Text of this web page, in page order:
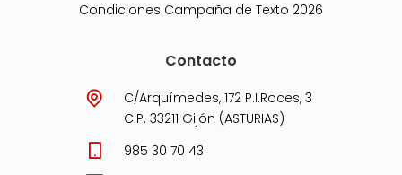
Condiciones Campaña de Texto 2026
Contacto
C/Arquímedes, 172 P.I.Roces, 3
C.P. 33211 Gijón (ASTURIAS)
985 30 70 43